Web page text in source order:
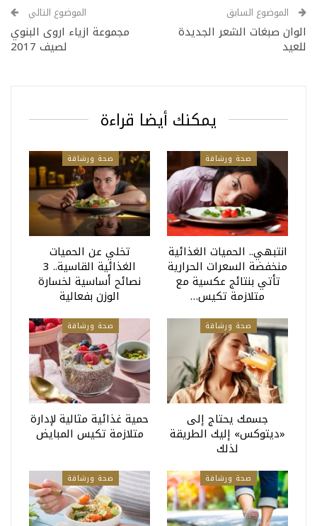
الموضوع السابق
الوان صبغات الشعر الجديدة
للعيد
الموضوع التالي
مجموعة ازياء اروى البنوي
لصيف 2017
يمكنك أيضا قراءة
صحة ورشاقة
انتبهي.. الحميات الغذائية
منخفضة السعرات الحرارية
تأتي بنتائج عكسية مع
متلازمة تكيس…
صحة ورشاقة
تخلي عن الحميات
الغذائية القاسية.. 3
نصائح أساسية لخسارة
الوزن بفعالية
صحة ورشاقة
جسمك يحتاج إلى
«ديتوكس» إليك الطريقة
لذلك
صحة ورشاقة
حمية غذائية مثالية لإدارة
متلازمة تكيس المبايض
صحة ورشاقة صحة ورشاقة